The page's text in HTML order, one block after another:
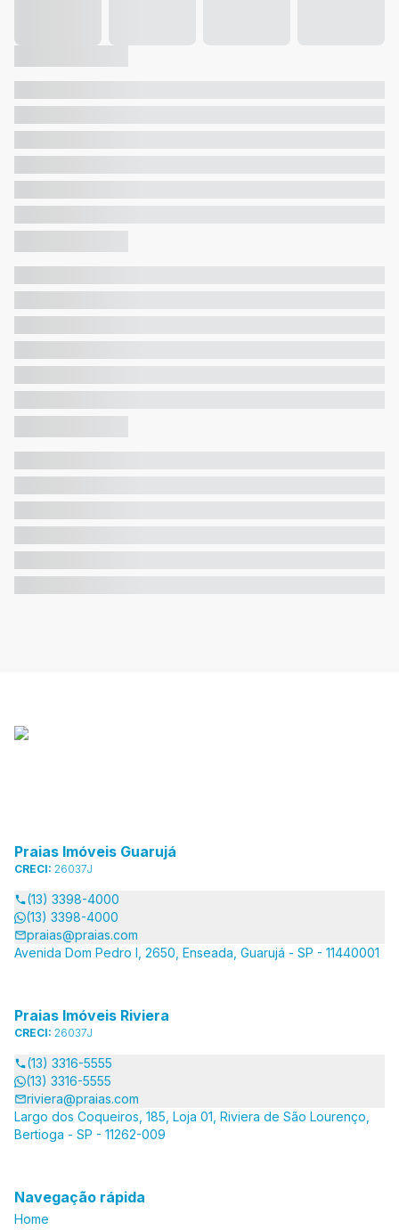
Praias Imóveis Guarujá
CRECI: 26037J
(13) 3398-4000
(13) 3398-4000
praias@praias.com
Avenida Dom Pedro I, 2650, Enseada, Guarujá - SP - 11440001
Praias Imóveis Riviera
CRECI: 26037J
(13) 3316-5555
(13) 3316-5555
riviera@praias.com
Largo dos Coqueiros, 185, Loja 01, Riviera de São Lourenço,
Bertioga - SP - 11262-009
Navegação rápida
Home